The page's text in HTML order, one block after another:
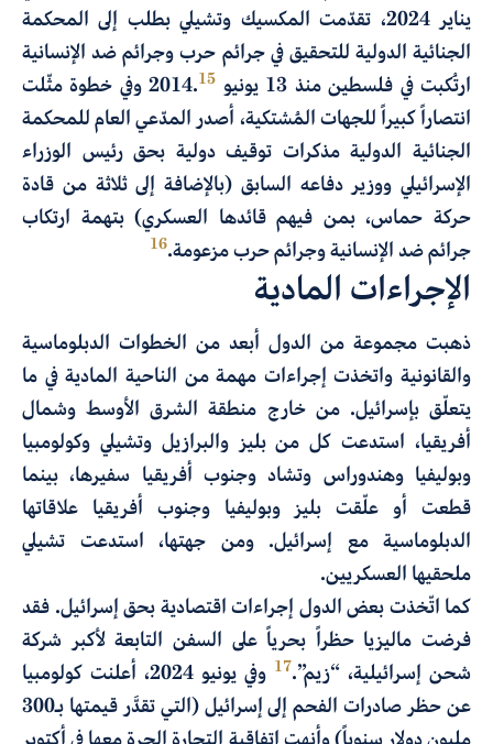
يناير 2024، تقدّمت المكسيك وتشيلي بطلب إلى المحكمة
الجنائية الدولية للتحقيق في جرائم حرب وجرائم ضد الإنسانية
ارتُكبت في فلسطين منذ 13 يونيو 2014.
15
وفي خطوة مثّلت
انتصاراً كبيراً للجهات المُشتكية، أصدر المدّعي العام للمحكمة
الجنائية الدولية مذكرات توقيف دولية بحق رئيس الوزراء
الإسرائيلي ووزير دفاعه السابق (بالإضافة إلى ثلاثة من قادة
حركة حماس، بمن فيهم قائدها العسكري) بتهمة ارتكاب
جرائم ضد الإنسانية وجرائم حرب مزعومة.16
الإجراءات المادية
ذهبت مجموعة من الدول أبعد من الخطوات الدبلوماسية
والقانونية واتخذت إجراءات مهمة من الناحية المادية في ما
يتعلّق بإسرائيل. من خارج منطقة الشرق الأوسط وشمال
أفريقيا، استدعت كل من بليز والبرازيل وتشيلي وكولومبيا
وبوليفيا وهندوراس وتشاد وجنوب أفريقيا سفيرها، بينما
قطعت أو علّقت بليز وبوليفيا وجنوب أفريقيا علاقاتها
الدبلوماسية مع إسرائيل. ومن جهتها، استدعت تشيلي
ملحقيها العسكريين.
كما اتّخذت بعض الدول إجراءات اقتصادية بحق إسرائيل. فقد
فرضت ماليزيا حظراً بحرياً على السفن التابعة لأكبر شركة
شحن إسرائيلية، “زيم”.17
وفي يونيو 2024، أعلنت كولومبيا
عن حظر صادرات الفحم إلى إسرائيل (التي تقدَّر قيمتها بـ300
مليون دولار سنوياً) وأنهت اتفاقية التجارة الحرة معها في أكتوبر